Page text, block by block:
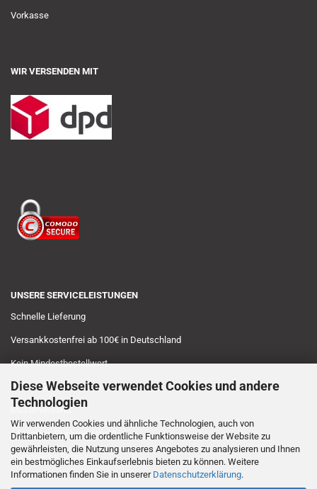
Diese Webseite verwendet Cookies und andere
Technologien
Wir verwenden Cookies und ähnliche Technologien, auch von
Drittanbietern, um die ordentliche Funktionsweise der Website zu
gewährleisten, die Nutzung unseres Angebotes zu analysieren und Ihnen
ein bestmögliches Einkaufserlebnis bieten zu können. Weitere
Informationen finden Sie in unserer Datenschutzerklärung.
Vorkasse
WIR VERSENDEN MIT
UNSERE SERVICELEISTUNGEN
Schnelle Lieferung
Versankkostenfrei ab 100€ in Deutschland
Kein Mindestbestellwert
Sichere Zahlungsarten
Musterversand
14 tägiges Rückgaberecht
Persönliche Beratung